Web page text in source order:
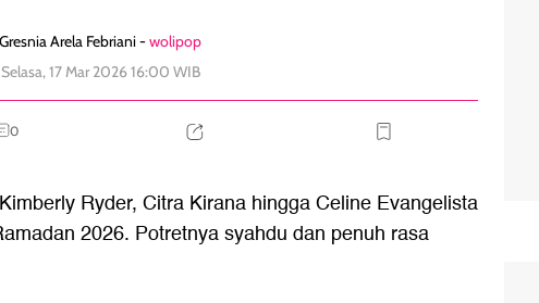
Gresnia Arela Febriani -wolipop
Selasa, 17 Mar 2026 16:00 WIB
0
Ryder, Citra Kirana hingga Celine Evangelista
2026. Potretnya syahdu dan penuh rasa